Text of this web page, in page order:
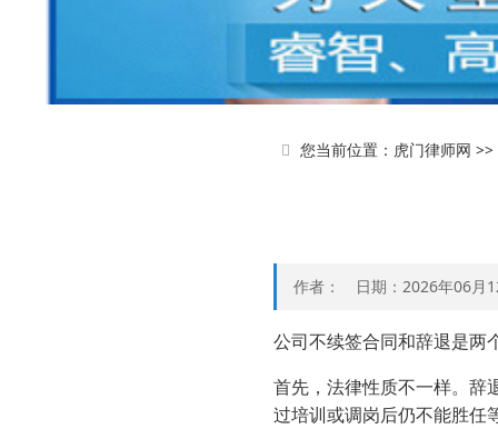
您当前位置： 虎门律师网 >>
作者： 日期：2026年06月
公司不续签合同和辞退是两
首先，法律性质不一样。辞
过培训或调岗后仍不能胜任